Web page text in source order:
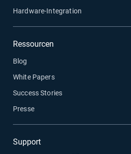
Hardware-Integration
Ressourcen
Blog
White Papers
Success Stories
Presse
Support